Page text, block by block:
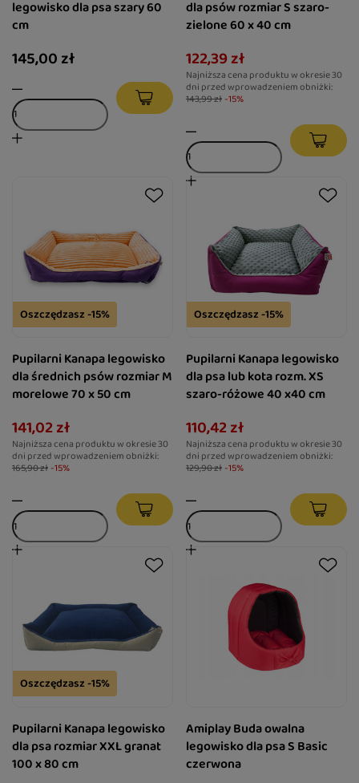
legowisko dla psa szary 60
cm
145,00 zł
dla psów rozmiar S szaro-
zielone 60 x 40 cm
122,39 zł
Najniższa cena produktu w okresie 30
dni przed wprowadzeniem obniżki:
143,99 zł -15%
Oszczędzasz -15%
Pupilarni Kanapa legowisko
dla średnich psów rozmiar M
morelowe 70 x 50 cm
141,02 zł
Najniższa cena produktu w okresie 30
dni przed wprowadzeniem obniżki:
165,90 zł -15%
Oszczędzasz -15%
Pupilarni Kanapa legowisko
dla psa lub kota rozm. XS
szaro-różowe 40 x40 cm
110,42 zł
Najniższa cena produktu w okresie 30
dni przed wprowadzeniem obniżki:
129,90 zł -15%
Oszczędzasz -15%
Pupilarni Kanapa legowisko
dla psa rozmiar XXL granat
100 x 80 cm
Amiplay Buda owalna
legowisko dla psa S Basic
czerwona